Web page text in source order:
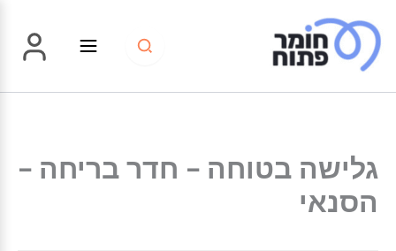
לתוכן
גלישה בטוחה – חדר בריחה –
הסנאי